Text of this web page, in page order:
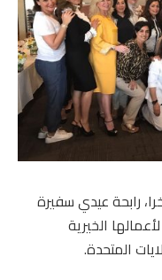
رابحة عيدي سفيرة
الخيرية
المتحدة.